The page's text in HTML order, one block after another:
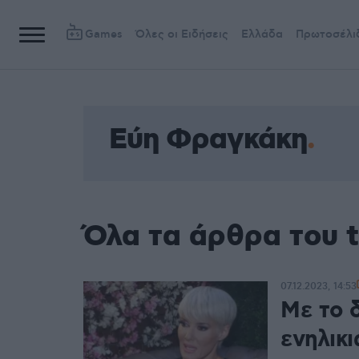
Games Όλες οι Ειδήσεις Ελλάδα
Εύη Φραγκάκη
Όλα τα άρθρα του
Με το
07.12.2023, 14:53